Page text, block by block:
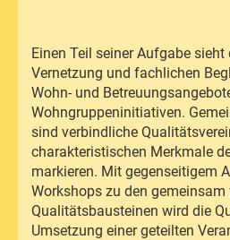
Einen Teil seiner Aufgabe sieht
Vernetzung und fachlichen
Wohn- und
Wohngruppeninitiativen.
sind verbindliche
charakteristischen Merkmale
markieren. Mit gegenseitigem
Workshops zu den gemeinsam
Qualitätsbausteinen wird die
Umsetzung einer geteilten